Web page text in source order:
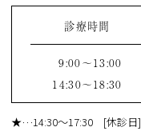
診療時間
9:00～13:00
14:30～18:30
★…14:30～17:30 [休診日]